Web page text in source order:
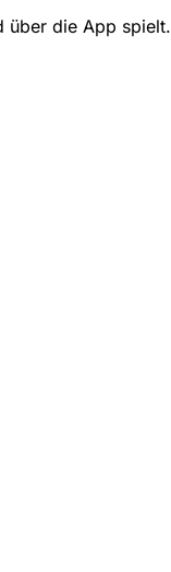
über die App spielt.